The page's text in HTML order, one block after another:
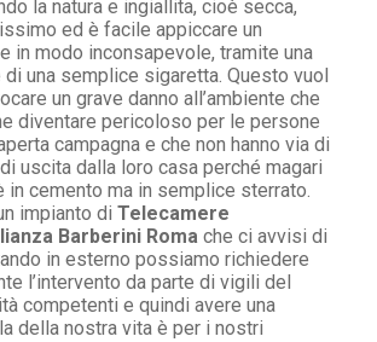
la natura e ingiallita, cioè secca,
ed è facile appiccare un
in modo inconsapevole, tramite una
di una semplice sigaretta. Questo vuol
un grave danno all’ambiente che
diventare pericoloso per le persone
campagna e che non hanno via di
uscita dalla loro casa perché magari
in cemento ma in semplice sterrato.
impianto di Telecamere
Barberini Roma che ci avvisi di
in esterno possiamo richiedere
l’intervento da parte di vigili del
competenti e quindi avere una
della nostra vita è per i nostri